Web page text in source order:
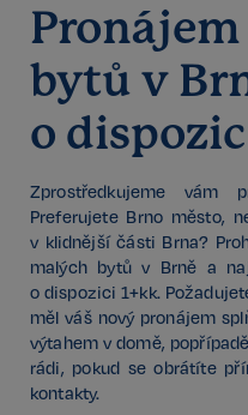
bytů v
o
Zprostředkujeme vám
Preferujete Brno město,
v klidnější části Brna?
malých bytů v Brně a
o dispozici 1+kk.
měl váš nový pronájem
výtahem v domě,
rádi, pokud se obrátíte
kontakty.
CookieScriptConsent
sp_t
Privacy Policy